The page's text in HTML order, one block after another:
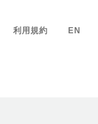
利用規約 EN